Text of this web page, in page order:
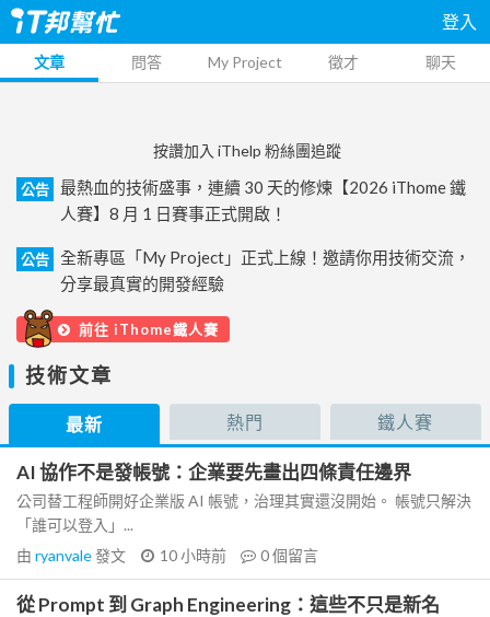
登入
文章 問答 My Project 徵才 聊天
按讚加入 iThelp 粉絲團追蹤
公告
最熱血的技術盛事，連續 30 天的修煉【2026 iThome 鐵
人賽】8 月 1 日賽事正式開啟！
公告
全新專區「My Project」正式上線！邀請你用技術交流，
分享最真實的開發經驗
前往 iThome鐵人賽
技術文章
最新 熱門 鐵人賽
AI 協作不是發帳號：企業要先畫出四條責任邊界
公司替工程師開好企業版 AI 帳號，治理其實還沒開始。 帳號只解決
「誰可以登入」...
由 ryanvale發文 10 小時前 0個留言
從 Prompt 到 Graph Engineering：這些不只是新名